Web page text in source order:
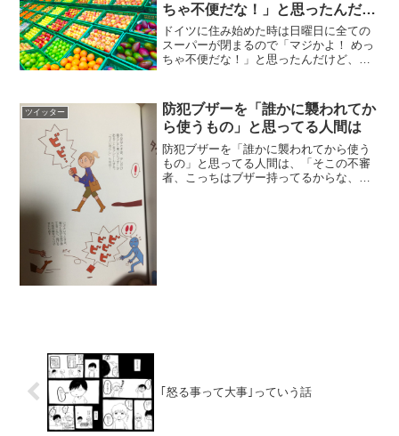
ちゃ不便だな！」と思ったんだけ
ど
ドイツに住み始めた時は日曜日に全ての
スーパーが閉まるので「マジかよ！ めっ
ちゃ不便だな！」と思ったんだけど、普
社会が構築されてたし、日曜日は買い物
みたいな労働じゃなくて...
ツイッター
防犯ブザーを「誰かに襲われてか
ら使うもの」と思ってる人間は
防犯ブザーを「誰かに襲われてから使う
もの」と思ってる人間は、「そこの不審
者、こっちはブザー持ってるからな、こ
｢怒る事って大事｣っていう話